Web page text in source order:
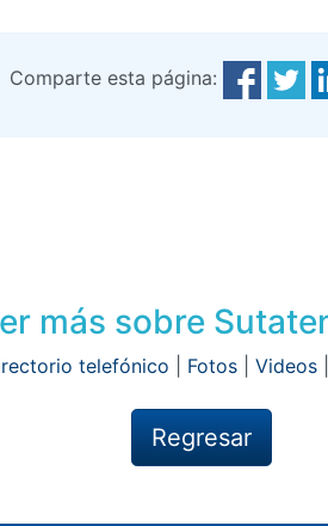
Comparte esta página:
más sobre
telefónico Fotos| Videos|
Regresar